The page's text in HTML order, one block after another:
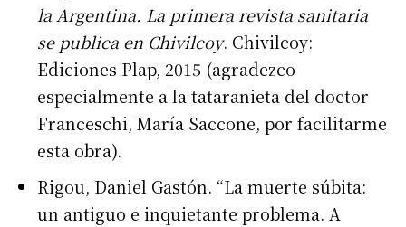
la Argentina. La primera revista sanitaria
se publica en Chivilcoy. Chivilcoy:
Ediciones Plap, 2015 (agradezco
especialmente a la tataranieta del doctor
Franceschi, María Saccone, por facilitarme
esta obra).
Rigou, Daniel Gastón. “La muerte súbita:
un antiguo e inquietante problema. A